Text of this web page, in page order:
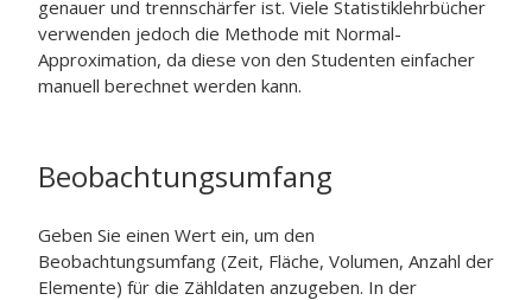
genauer und trennschärfer ist. Viele Statistiklehrbücher
verwenden jedoch die Methode mit Normal-
Approximation, da diese von den Studenten einfacher
manuell berechnet werden kann.
Beobachtungsumfang
Geben Sie einen Wert ein, um den
Beobachtungsumfang (Zeit, Fläche, Volumen, Anzahl der
Elemente) für die Zähldaten anzugeben. In der